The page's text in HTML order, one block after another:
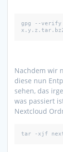
gpg --verify
Nachdem wir
diese nun
sehen, das
was passiert
Nextcloud
tar -xjf